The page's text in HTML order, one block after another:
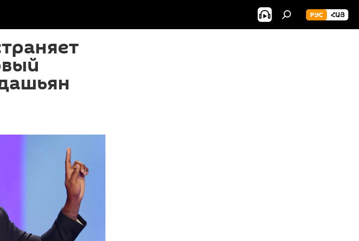
РУС ՀԱՅ